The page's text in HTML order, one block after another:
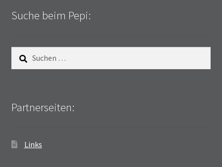
Suche beim Pepi:
nach:
Partnerseiten:
Links